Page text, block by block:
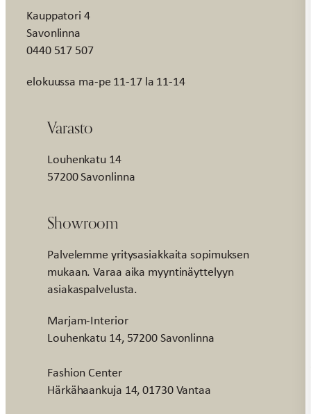
Kauppatori 4
Savonlinna
0440 517 507
elokuussa ma-pe 11-17 la 11-14
Varasto
Louhenkatu 14
57200 Savonlinna
Showroom
Palvelemme yritysasiakkaita sopimuksen
mukaan. Varaa aika myyntinäyttelyyn
asiakaspalvelusta.
Marjam-Interior
Louhenkatu 14, 57200 Savonlinna
Fashion Center
Härkähaankuja 14, 01730 Vantaa